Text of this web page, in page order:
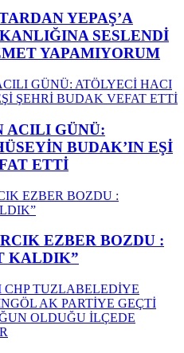
YEPAŞ’A
SESLENDİ
YAPAMIYORUM
ACILI GÜNÜ:
BUDAK’IN EŞİ
ETTİ
EZBER BOZDU :
KALDIK”